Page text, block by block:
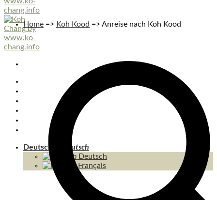
PRIVATE TRANSFERS
KOH CHANG
THAILAND
KAMBODSCHA
INHALT / SITEMAP
Deutsch
Deutsch
Français
Home => Koh Kood => Anreise nach Koh Kood